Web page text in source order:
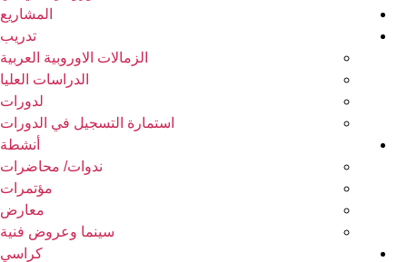
المشاريع
تدريب
الزمالات الاوروبية العربية
الدراسات العليا
لدورات
استمارة التسجيل في الدورات
أنشطة
ندوات/ محاضرات
مؤتمرات
معارض
سينما وعروض فنية
كراسي